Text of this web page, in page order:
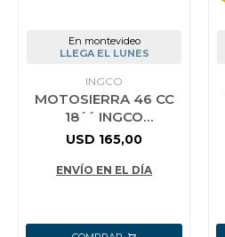
En montevideo
LLEGA EL LUNES
INGCO
MOTOSIERRA 46 CC
18´´ INGCO
GCS5451811
USD 165,00
ENVÍO EN EL DÍA